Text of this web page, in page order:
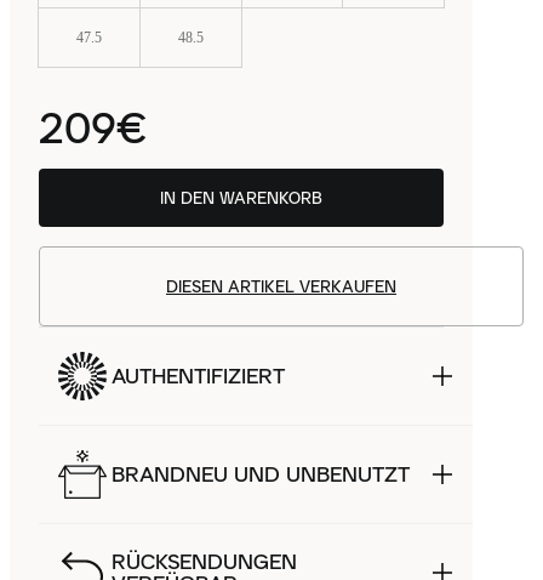
47.5 48.5
209€
IN DEN WARENKORB
DIESEN ARTIKEL VERKAUFEN
AUTHENTIFIZIERT
BRANDNEU UND UNBENUTZT
RÜCKSENDUNGEN